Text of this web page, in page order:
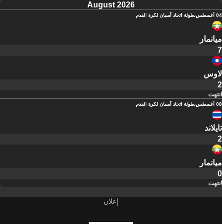
August 2026
04 أغسطس بطولة اتحاد آسيان لكرة القدم
ميانمار
7
لاوس
2
انتهت
08 أغسطس بطولة اتحاد آسيان لكرة القدم
تايلاند
2
ميانمار
0
انتهت